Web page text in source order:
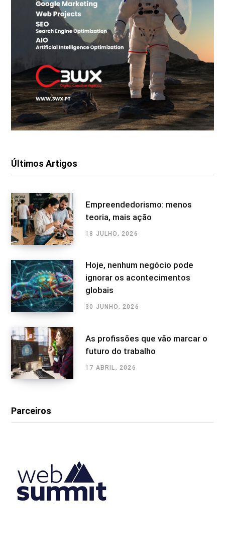
Últimos Artigos
Empreendedorismo: menos
teoria, mais ação
18 JULHO, 2026
Hoje, nenhum negócio pode
ignorar os acontecimentos
globais
30 JUNHO, 2026
As profissões que vão marcar o
futuro do trabalho
17 ABRIL, 2026
Parceiros